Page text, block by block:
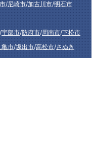
/尼崎市/加古川市/明石市
/宇部市/防府市/周南市/下松市
亀市/坂出市/高松市/さぬき